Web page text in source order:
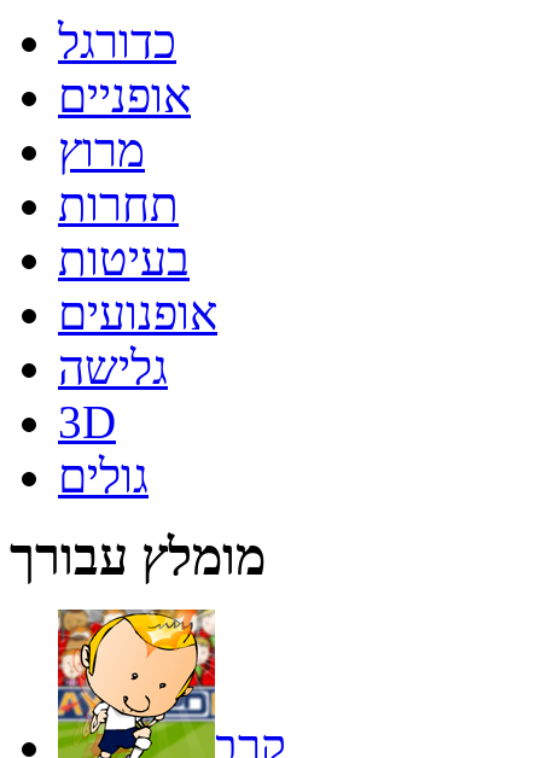
כדורגל
אופניים
מרוץ
תחרות
בעיטות
אופנועים
גלישה
3D
גולים
מומלץ עבורך
קרב